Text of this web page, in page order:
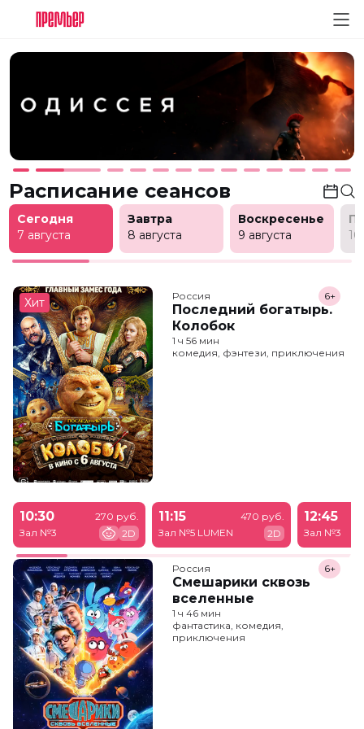
Расписание сеансов
Сегодня
7 августа
Завтра
8 августа
Воскресенье
9 августа
10
Хит Россия
Последний богатырь.
Колобок
6+
1 ч 56 мин
комедия, фэнтези, приключения
10:30
Зал №3
270 руб.
2D
11:15
Зал №5 LUMEN
470 руб.
2D
12:45
Зал №3
Россия
Смешарики сквозь
вселенные
6+
1 ч 46 мин
фантастика, комедия,
приключения